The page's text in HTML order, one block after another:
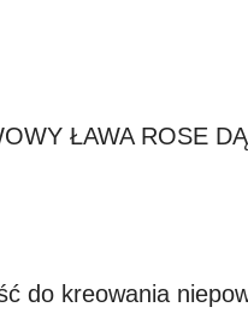
ŁAWA ROSE
do kreowania